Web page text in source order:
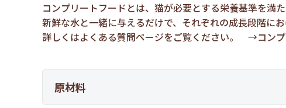
コンプリートフードとは、猫が必要とする栄養基準を満
新鮮な水と一緒に与えるだけで、それぞれの成長段階に
詳しくはよくある質問ページをご覧ください。 →コン
原材料